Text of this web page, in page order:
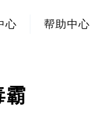
心 帮助中心
霸